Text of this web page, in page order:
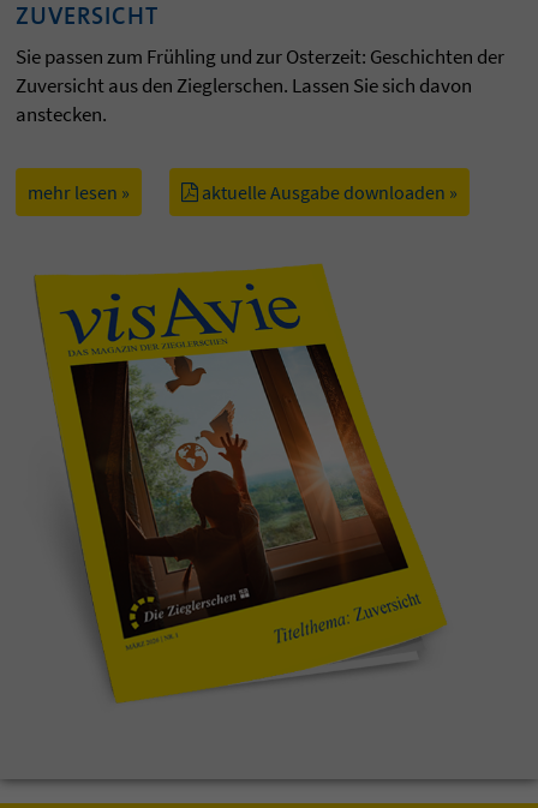
ZUVERSICHT
Sie passen zum Frühling und zur Osterzeit: Geschichten der
Zuversicht aus den Zieglerschen. Lassen Sie sich davon
anstecken.
mehr lesen » aktuelle Ausgabe downloaden »